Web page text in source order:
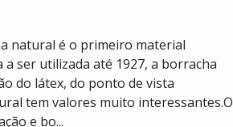
natural é o primeiro material
ser utilizada até 1927, a borracha
do látex, do ponto de vista
tem valores muito interessantes.O
e bo...